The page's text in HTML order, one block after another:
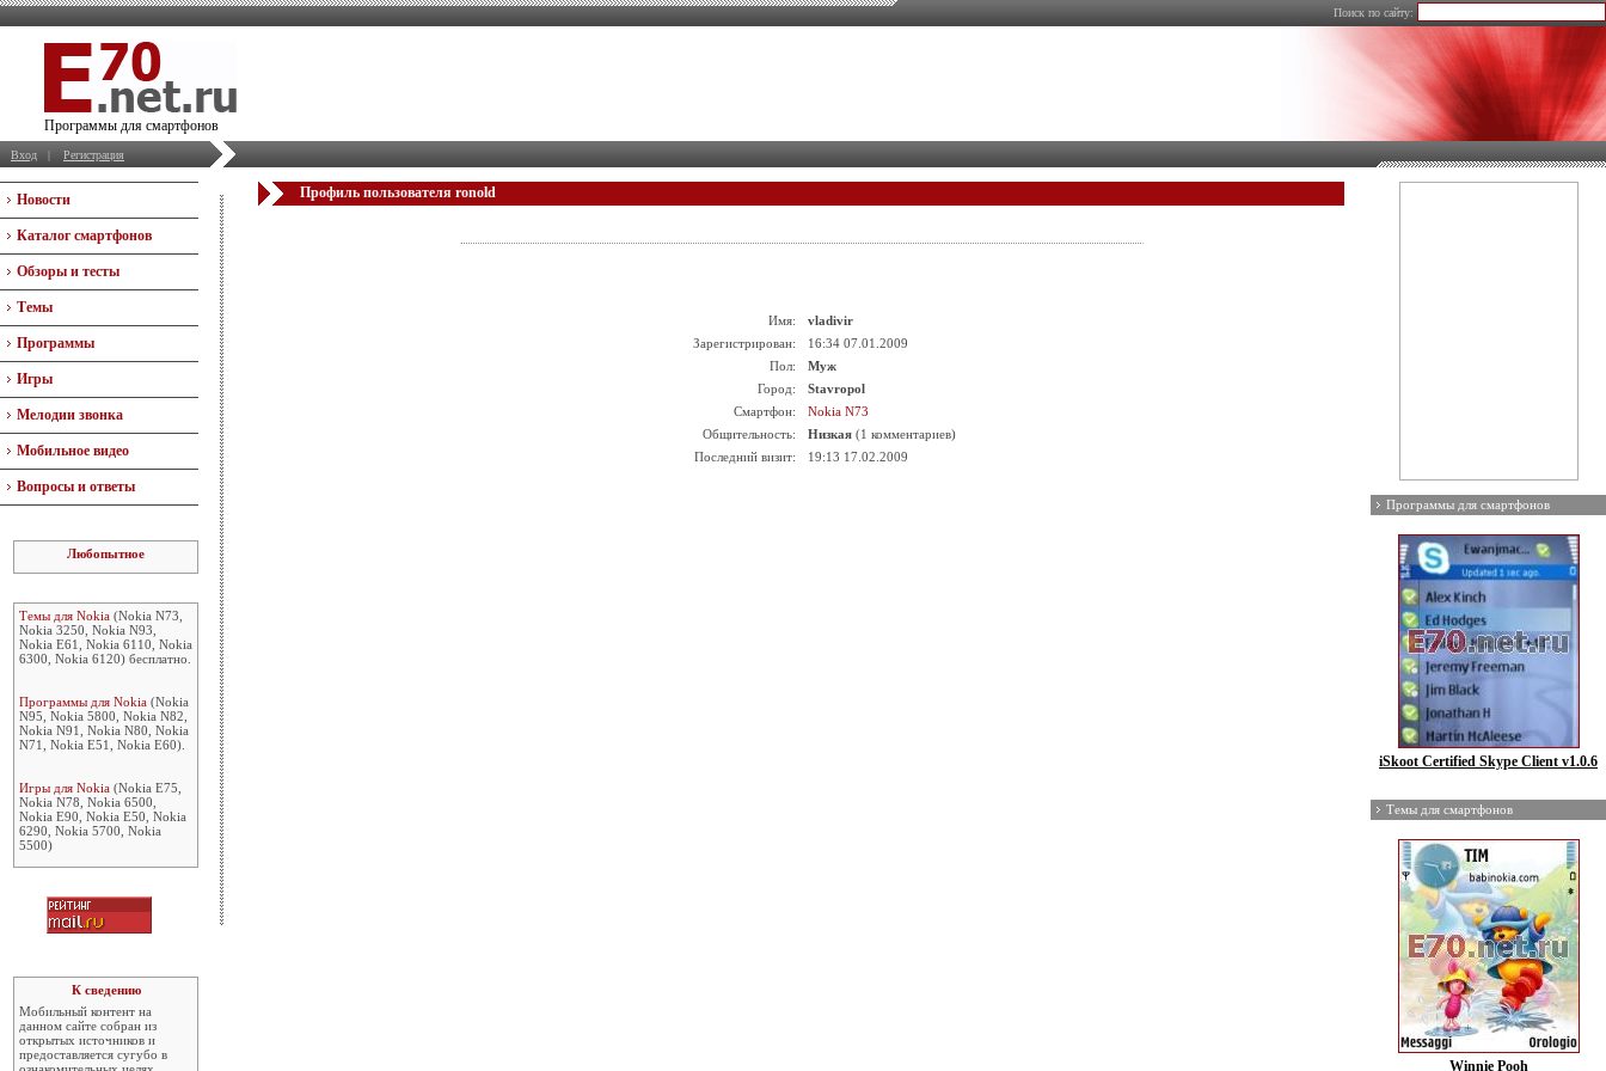
Поиск по сайту:
Программы для смартфонов
Вход | Регистрация
Новости
Каталог смартфонов
Обзоры и тесты
Темы
Программы
Игры
Мелодии звонка
Мобильное видео
Вопросы и ответы
Любопытное
Темы для Nokia (Nokia N73,
Nokia 3250, Nokia N93,
Nokia E61, Nokia 6110, Nokia
6300, Nokia 6120) бесплатно.
Программы для Nokia (Nokia
N95, Nokia 5800, Nokia N82,
Nokia N91, Nokia N80, Nokia
N71, Nokia E51, Nokia E60).
Игры для Nokia (Nokia E75,
Nokia N78, Nokia 6500,
Nokia E90, Nokia E50, Nokia
6290, Nokia 5700, Nokia
5500)
К сведению
Мобильный контент на
данном сайте собран из
открытых источников и
предоставляется сугубо в
Профиль пользователя ronold
Имя:
vladivir
Зарегистрирован:
16:34 07.01.2009
Пол:
Муж
Город:
Stavropol
Смартфон:
Nokia N73
Общительность:
Низкая (1 комментариев)
Последний визит:
19:13 17.02.2009
Программы для смартфонов
iSkoot Certified Skype Client v1.0.6
Темы для смартфонов
Winnie Pooh